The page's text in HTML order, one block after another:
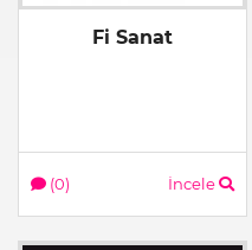
Fi Sanat
(0) İncele